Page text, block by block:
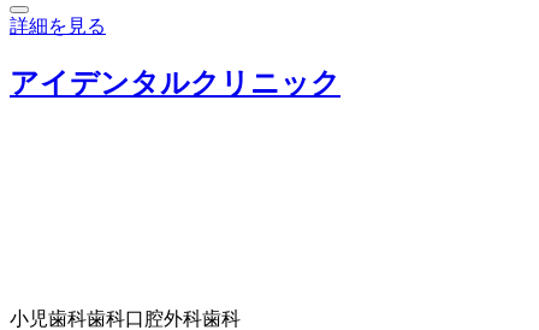
詳細を見る
アイデンタルクリニック
小児歯科歯科口腔外科歯科